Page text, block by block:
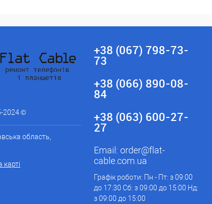
2024 ©
область,
+38 (067) 798-73-
73
+38 (066) 890-08-
84
+38 (063) 600-27-
27
Email: order@flat-
cable.com.ua
Графік роботи: Пн - Пт: з 09:00
до 17:30 Сб: з 09:00 до 15:00 Нд:
з 09:00 до 15:00